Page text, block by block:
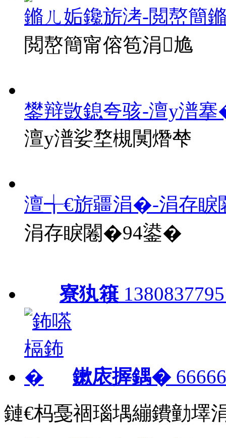
鏅ㄦ姤鑱旂洘-閲嶅簡
閲嶅簡甯傛笣涓尯
鐢辩敳鎴夸骇-澶у潽
澶у潽娑堥槻闃熸梺
澶╅€旂疆涓�-涓存睙
涓存睙闂�94鍙�
寮犱簯
鏉庡搱鍝�
鏈€杩戞祻瑙堣繃鐨勭墿